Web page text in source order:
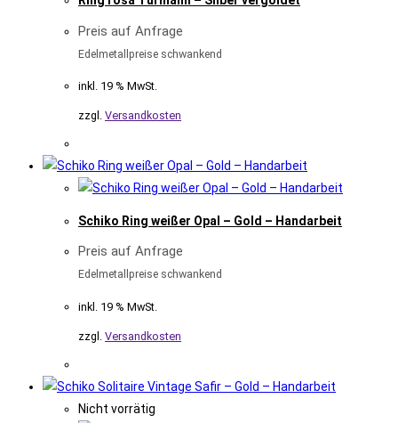
Preis auf Anfrage
Edelmetallpreise schwankend
inkl. 19 % MwSt.
zzgl. Versandkosten
Schiko Ring weißer Opal – Gold – Handarbeit
Preis auf Anfrage
Edelmetallpreise schwankend
inkl. 19 % MwSt.
zzgl. Versandkosten
Nicht vorrätig